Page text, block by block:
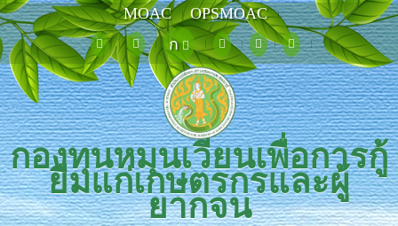
MOAC
OPSMOAC
ก
กองทุนหมุนเวียนเพื่อการกู้
ยืมแก่เกษตรกรและผู้
ยากจน